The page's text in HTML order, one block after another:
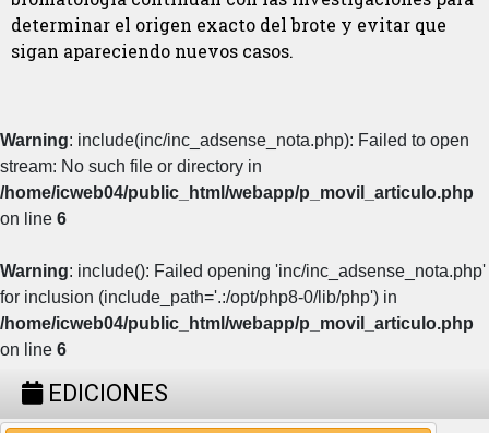
determinar el origen exacto del brote y evitar que
sigan apareciendo nuevos casos.
Warning: include(inc/inc_adsense_nota.php): Failed to open
stream: No such file or directory in
/home/icweb04/public_html/webapp/p_movil_articulo.php
on line 6
Warning: include(): Failed opening 'inc/inc_adsense_nota.php'
for inclusion (include_path='.:/opt/php8-0/lib/php') in
/home/icweb04/public_html/webapp/p_movil_articulo.php
on line 6
EDICIONES